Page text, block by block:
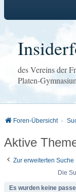
des Vereins der
Platen-
Foren-Übersicht
Aktive
Zur erweiterten Suche
Die
Es wurden keine